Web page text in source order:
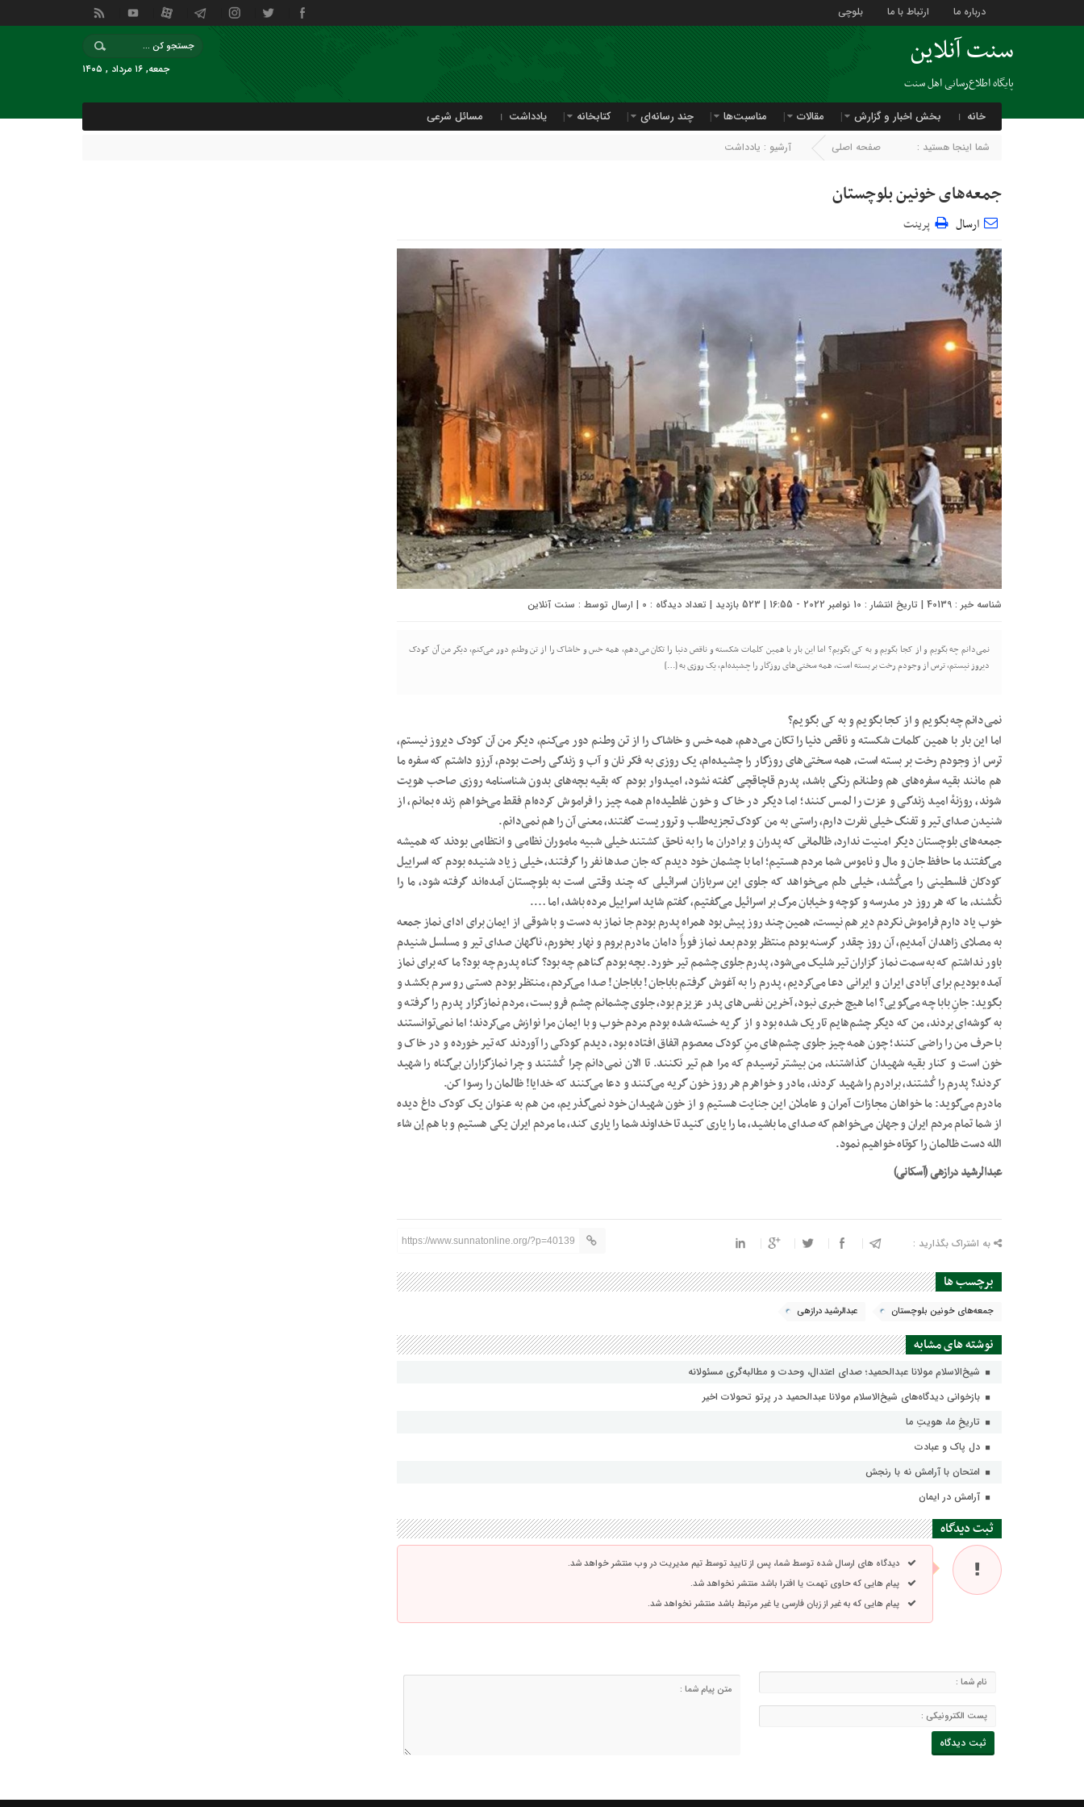
درباره ما ارتباط با ما بلوچی
سنت آنلاین
پایگاه اطلاع‌رسانی اهل سنت
جمعه, ۱۶ مرداد , ۱۴۰۵
خانه بخش اخبار و گزارش مقالات مناسبت‌ها چند رسانه‌ای کتابخانه یادداشت مسائل شرعی
شما اینجا هستید : صفحه اصلی آرشیو : یادداشت
جمعه‌های خونین بلوچستان
ارسال پرینت
شناسه خبر : 40139 | تاریخ انتشار : 10 نوامبر 2022 - 16:55 | 523 بازدید | تعداد دیدگاه : 0 | ارسال توسط : سنت آنلاین
نمی‌دانم چه بگویم و از کجا بگویم و به کی بگویم؟ اما این بار با همین کلمات شکسته و ناقص دنیا را تکان می‌دهم، همه خس و خاشاک را از تن وطنم دور می‌کنم، دیگر من آن کودک
دیروز نیستم، ترس از وجودم رخت بر بسته است، همه سختی‌های روزگار را چشیده‌ام، یک روزی به […]
نمی‌دانم چه بگویم و از کجا بگویم و به کی بگویم؟
اما این بار با همین کلمات شکسته و ناقص دنیا را تکان می‌دهم، همه خس و خاشاک را از تن وطنم دور می‌کنم، دیگر من آن کودک دیروز نیستم،
ترس از وجودم رخت بر بسته است، همه سختی‌های روزگار را چشیده‌ام، یک روزی به فکر نان و آب و زندگی راحت بودم، آرزو داشتم که سفره ما
هم مانند بقیه سفره‌های هم وطنانم رنگی باشد، پدرم قاچاقچی گفته نشود، امیدوار بودم که بقیه بچه‌های بدون شناسنامه روزی صاحب هویت
شوند، روزنهٔ امید زندگی و‌ عزت را لمس کنند؛ اما دیگر در خاک و خون غلطیده‌ام همه چیز را فراموش کرده‌ام فقط می‌خواهم‌ زنده بمانم، از
شنیدن صدای تیر و تفنگ خیلی نفرت دارم، راستی به من کودک تجزیه‌طلب و تروریست گفتند، معنی آن را هم نمی‌دانم.
جمعه‌های بلوچستان دیگر امنیت ندارد، ظالمانی که پدران و برادران ما را به ناحق کشتند خیلی شبیه ماموران نظامی و انتظامی بودند که همیشه
می‌گفتند ما حافظ جان و مال و ناموس شما مردم هستیم؛ اما با چشمان خود دیدم که جان صدها نفر را گرفتند، خیلی زیاد شنیده بودم که اسراییل
کودکان فلسطینی را می‌کُشد، خیلی دلم می‌خواهد که جلوی این سربازان اسرائیلی که چند وقتی است به بلوچستان آمده‌اند گرفته شود، ما را
نکُشند، ما که هر روز در مدرسه و کوچه و خیابان مرگ بر اسرائیل می‌گفتیم، گفتم شاید اسراییل مرده باشد، اما ….
خوب یاد دارم فراموش نکردم دیر هم نیست، همین چند روز پیش بود همراه پدرم بودم جا نماز به دست و با شوقی از ایمان برای ادای نماز جمعه
به مصلای زاهدان آمدیم، آن روز چقدر گرسنه بودم منتظر بودم بعد نماز فوراً دامان مادرم بروم و نهار بخورم، ناگهان صدای تیر و مسلسل شنیدم
باور نداشتم که به سمت نماز گزاران تیر شلیک می‌شود، پدرم جلوی چشمم تیر خورد. بچه بودم گناهم چه بود؟ گناه پدرم چه بود؟ ما که برای نماز
آمده بودیم برای آبادی ایران و ایرانی دعا می‌کردیم، پدرم را به آغوش گرفتم باباجان! باباجان! صدا می‌کردم، منتظر بودم دستی رو سرم بکشد و
بگوید: جانِ بابا چه می‌گویی؟ اما هیچ خبری نبود، آخرین نفس‌های پدر عزیزم بود، جلوی چشمانم چشم فرو بست، مردم نمازگزار پدرم را گرفته و
به گوشه‌ای بردند، من که دیگر چشم‌هایم تاریک شده بود و از گریه خسته شده بودم مردم خوب و با ایمان مرا نوازش می‌کردند؛ اما نمی‌توانستند
با حرف من را راضی کنند؛ چون همه چیز جلوی چشم‌های منِ کودک معصوم اتفاق افتاده بود، دیدم کودکی را آوردند که تیر خورده و در خاک و
خون است و کنار بقیه شهیدان گذاشتند، من بیشتر ترسیدم که مرا هم تیر نکنند. تا الان نمی‌دانم چرا کُشتند و چرا نمازگزاران بی‌گناه را شهید
کردند؟ پدرم را کُشتند، برادرم را شهید کردند، مادر و خواهرم هر روز خون گریه می‌کنند و دعا می‌کنند که خدایا! ظالمان را رسوا کن.
مادرم می‌گوید: ما خواهان مجازات آمران و عاملان این جنایت هستیم و از خون شهیدان خود نمی‌گذریم، من هم به عنوان یک کودک داغ دیده
از شما تمام مردم ایران و جهان می‌خواهم که صدای ما باشید، ما را یاری کنید تا خداوند شما را یاری کند، ما مردم ایران یکی هستیم و با هم إن شاء
الله دست ظالمان را کوتاه خواهیم نمود.
عبدالرشید درازهی (آسکانی)
به اشتراک بگذارید : https://www.sunnatonline.org/?p=40139
برچسب ها
جمعه‌های خونین بلوچستان عبدالرشید درازهی
نوشته های مشابه
شیخ‌الاسلام مولانا عبدالحمید؛ صدای اعتدال، وحدت و مطالبه‌گری مسئولانه
بازخوانی دیدگاه‌های شیخ‌الاسلام مولانا عبدالحمید در پرتو تحولات اخیر
تاریخِ ما، هویتِ ما
دل پاک و عبادت
امتحان با آرامش نه با رنجش
آرامش در ایمان
ثبت دیدگاه
دیدگاه های ارسال شده توسط شما، پس از تایید توسط تیم مدیریت در وب منتشر خواهد شد.
پیام هایی که حاوی تهمت یا افترا باشد منتشر نخواهد شد.
پیام هایی که به غیر از زبان فارسی یا غیر مرتبط باشد منتشر نخواهد شد.